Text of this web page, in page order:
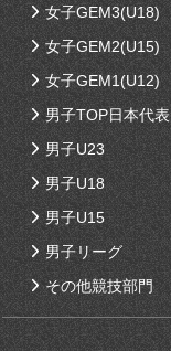
女子GEM3(U18)
女子GEM2(U15)
女子GEM1(U12)
男子TOP日本代表
男子U23
男子U18
男子U15
男子リーグ
その他競技部門